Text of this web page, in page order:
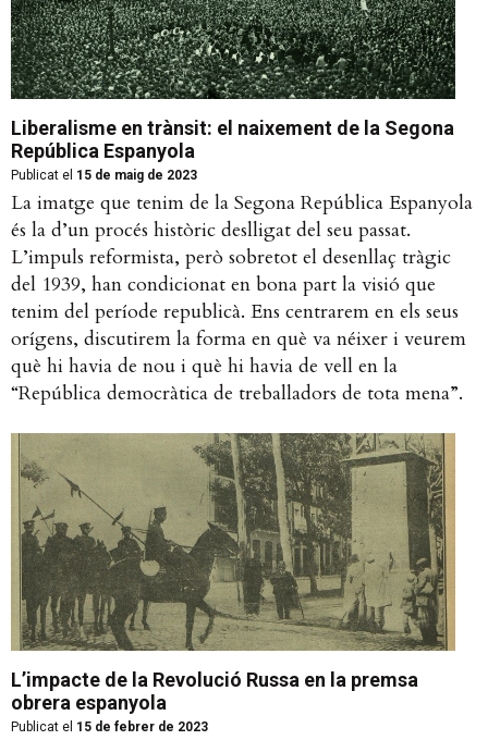
Liberalisme en trànsit: el naixement de la Segona
República Espanyola
Publicat el 15 de maig de 2023
La imatge que tenim de la Segona República Espanyola
és la d’un procés històric deslligat del seu passat.
L’impuls reformista, però sobretot el desenllaç tràgic
del 1939, han condicionat en bona part la visió que
tenim del període republicà. Ens centrarem en els seus
orígens, discutirem la forma en què va néixer i veurem
què hi havia de nou i què hi havia de vell en la
“República democràtica de treballadors de tota mena”.
L’impacte de la Revolució Russa en la premsa
obrera espanyola
Publicat el 15 de febrer de 2023